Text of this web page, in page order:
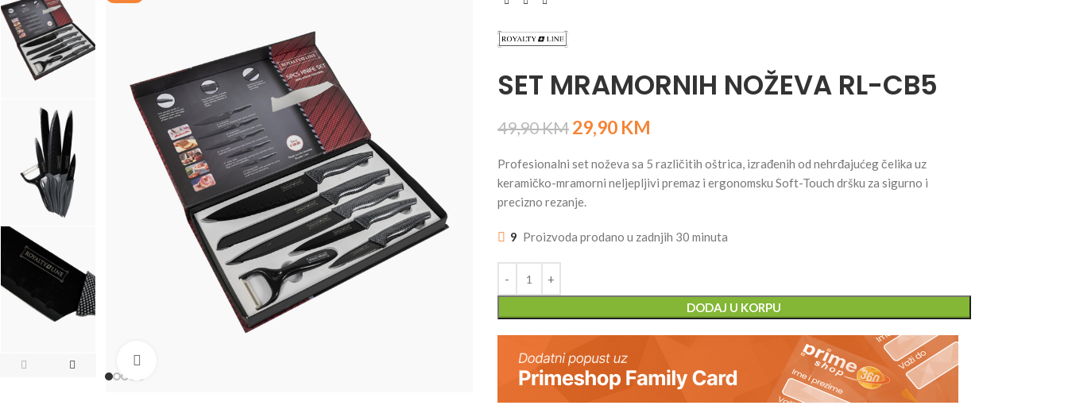
SET MRAMORNIH NOŽEVA RL-CB5
49,90KM 29,90 KM
Profesionalni set noževa sa 5 različitih oštrica, izrađenih od nehrđajućeg čelika uz
keramičko-mramorni neljepljivi premaz i ergonomsku Soft-Touch dršku za sigurno i
precizno rezanje.
9 Proizvoda prodano u zadnjih 30 minuta
DODAJ U KORPU